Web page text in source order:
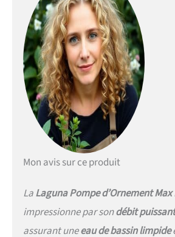
Mon avis sur ce produit
LaLaguna Pompe d’Ornement Max
impressionne par sondébit puissant
assurant uneeau de bassin limpide